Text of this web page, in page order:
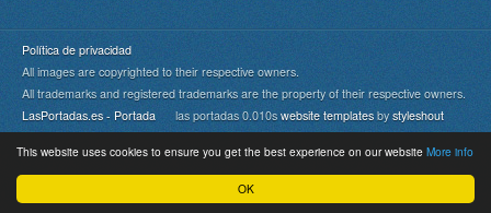
OK
This website uses cookies to ensure you get the best experience on our website More info
Política de privacidad
All images are copyrighted to their respective owners.
All trademarks and registered trademarks are the property of their respective owners.
LasPortadas.es - Portada las portadas 0.010s website templates bystyleshout